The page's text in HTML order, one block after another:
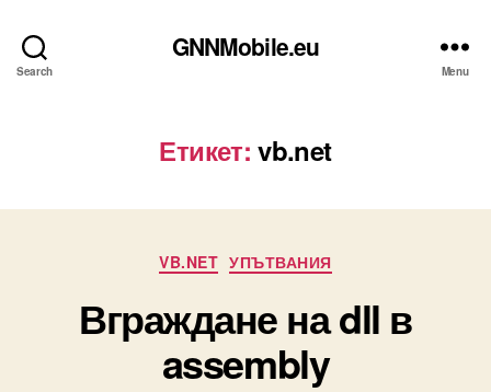
Search
GNNMobile.eu
Menu
Етикет: vb.net
Categories
VB.NET УПЪТВАНИЯ
Вграждане на dll в
assembly